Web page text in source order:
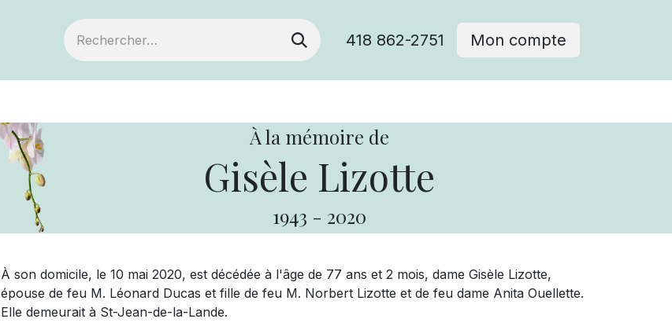
418 862-2751 Mon compte
À la mémoire de
Gisèle Lizotte
1943 - 2020
À son domicile, le 10 mai 2020, est décédée à l'âge de 77 ans et 2 mois, dame Gisèle Lizotte,
épouse de feu M. Léonard Ducas et fille de feu M. Norbert Lizotte et de feu dame Anita Ouellette.
Elle demeurait à St-Jean-de-la-Lande.